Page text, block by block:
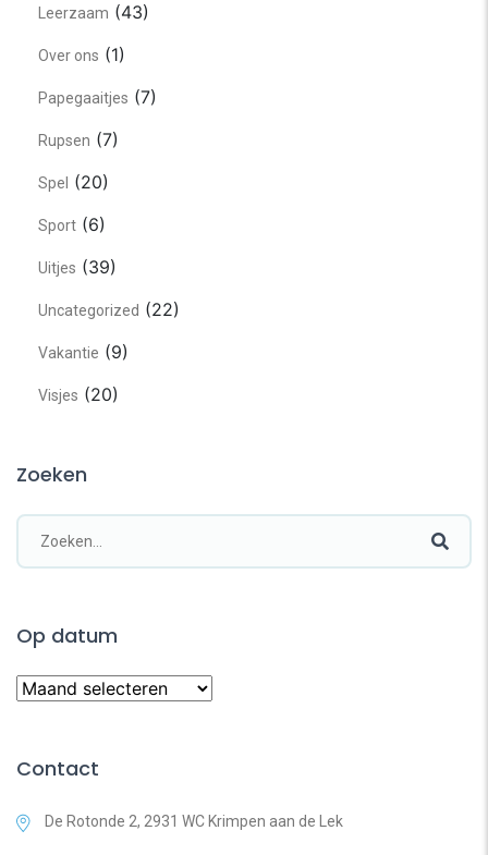
Leerzaam (43)
Over ons (1)
Papegaaitjes (7)
Rupsen (7)
Spel (20)
Sport (6)
Uitjes (39)
Uncategorized (22)
Vakantie (9)
Visjes (20)
Zoeken
Op datum
Op
Contact
De Rotonde 2, 2931 WC Krimpen aan de Lek